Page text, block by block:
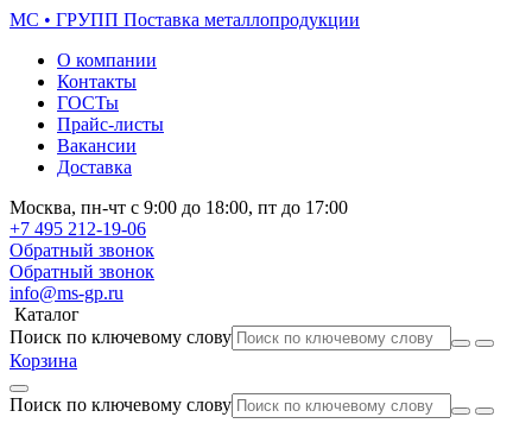
МС • ГРУПП Поставка металлопродукции
О компании
Контакты
ГОСТы
Прайс-листы
Вакансии
Доставка
Москва, пн-чт с 9:00 до 18:00, пт до 17:00
+7 495 212-19-06
Обратный звонок
Обратный звонок
info@ms-gp.ru
Каталог
Поиск по ключевому слову
Корзина
Поиск по ключевому слову